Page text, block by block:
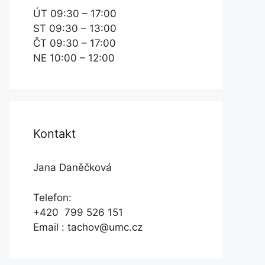
ÚT 09:30 – 17:00
ST 09:30 – 13:00
ČT 09:30 – 17:00
NE 10:00 – 12:00
Kontakt
Jana Daněčková
Telefon:
+420 799 526 151
Email : tachov@umc.cz